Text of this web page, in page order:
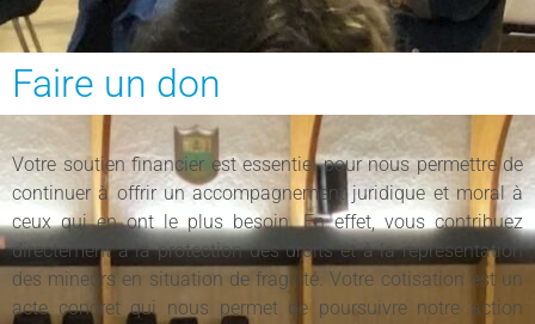
Faire un don
Votre soutien financier est essentiel pour nous permettre de
continuer à offrir un accompagnement juridique et moral à
ceux qui en ont le plus besoin. En effet, vous contribuez
directement à la protection des droits et à la représentation
des mineurs en situation de fragilité. Votre cotisation est un
acte concret qui nous permet de poursuivre notre action